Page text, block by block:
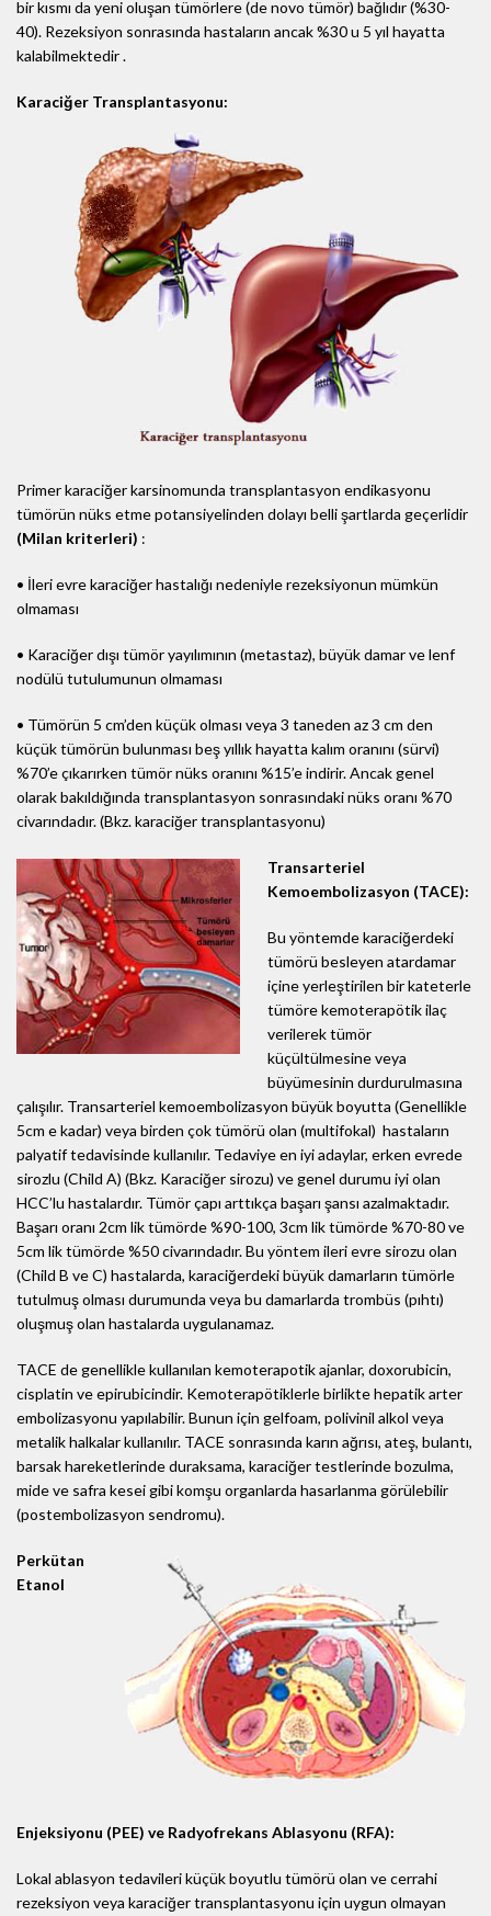
bir kısmı da yeni oluşan tümörlere (de novo tümör) bağlıdır (%30-
40). Rezeksiyon sonrasında hastaların ancak %30 u 5 yıl hayatta
kalabilmektedir .
Karaciğer Transplantasyonu:
Primer karaciğer karsinomunda transplantasyon endikasyonu
tümörün nüks etme potansiyelinden dolayı belli şartlarda geçerlidir
(Milan kriterleri) :
• İleri evre karaciğer hastalığı nedeniyle rezeksiyonun mümkün
olmaması
• Karaciğer dışı tümör yayılımının (metastaz), büyük damar ve lenf
nodülü tutulumunun olmaması
• Tümörün 5 cm’den küçük olması veya 3 taneden az 3 cm den
küçük tümörün bulunması beş yıllık hayatta kalım oranını (sürvi)
%70’e çıkarırken tümör nüks oranını %15’e indirir. Ancak genel
olarak bakıldığında transplantasyon sonrasındaki nüks oranı %70
civarındadır. (Bkz. karaciğer transplantasyonu)
Transarteriel
Kemoembolizasyon (TACE):
Bu yöntemde karaciğerdeki
tümörü besleyen atardamar
içine yerleştirilen bir kateterle
tümöre kemoterapötik ilaç
verilerek tümör
küçültülmesine veya
büyümesinin durdurulmasına
çalışılır. Transarteriel kemoembolizasyon büyük boyutta (Genellikle
5cm e kadar) veya birden çok tümörü olan (multifokal) hastaların
palyatif tedavisinde kullanılır. Tedaviye en iyi adaylar, erken evrede
sirozlu (Child A) (Bkz. Karaciğer sirozu) ve genel durumu iyi olan
HCC’lu hastalardır. Tümör çapı arttıkça başarı şansı azalmaktadır.
Başarı oranı 2cm lik tümörde %90-100, 3cm lik tümörde %70-80 ve
5cm lik tümörde %50 civarındadır. Bu yöntem ileri evre sirozu olan
(Child B ve C) hastalarda, karaciğerdeki büyük damarların tümörle
tutulmuş olması durumunda veya bu damarlarda trombüs (pıhtı)
oluşmuş olan hastalarda uygulanamaz.
TACE de genellikle kullanılan kemoterapotik ajanlar, doxorubicin,
cisplatin ve epirubicindir. Kemoterapötiklerle birlikte hepatik arter
embolizasyonu yapılabilir. Bunun için gelfoam, polivinil alkol veya
metalik halkalar kullanılır. TACE sonrasında karın ağrısı, ateş, bulantı,
barsak hareketlerinde duraksama, karaciğer testlerinde bozulma,
mide ve safra kesei gibi komşu organlarda hasarlanma görülebilir
(postembolizasyon sendromu).
Perkütan
Etanol
Enjeksiyonu (PEE) ve Radyofrekans Ablasyonu (RFA):
Lokal ablasyon tedavileri küçük boyutlu tümörü olan ve cerrahi
rezeksiyon veya karaciğer transplantasyonu için uygun olmayan